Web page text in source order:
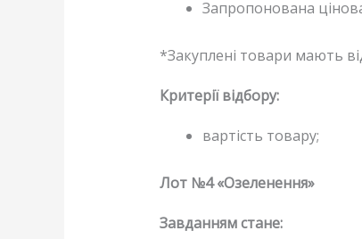
Запропонована
*Закуплені товари мають
Критерії відбору:
вартість товару;
Лот №4 «Озеленення»
Завданням стане: